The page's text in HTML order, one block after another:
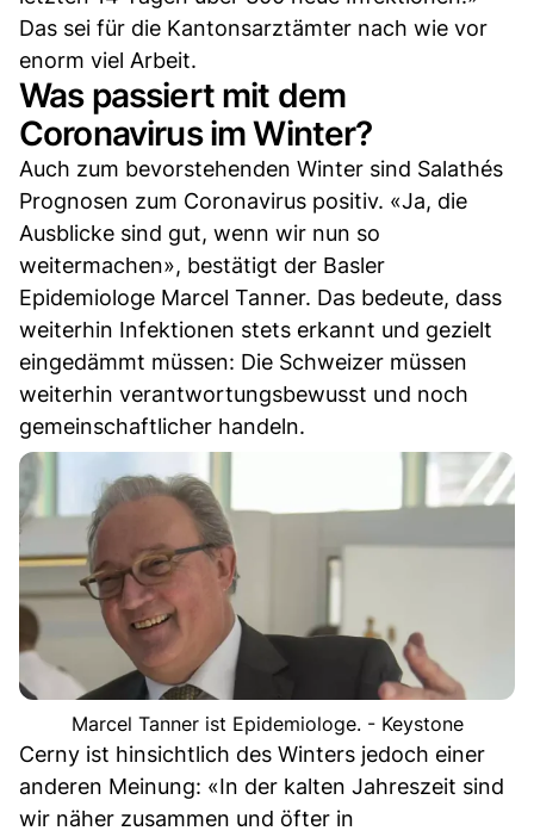
Das sei für die Kantonsarztämter nach wie vor
enorm viel Arbeit.
Was passiert mit dem
Coronavirus im Winter?
Auch zum bevorstehenden Winter sind Salathés
Prognosen zum Coronavirus positiv. «Ja, die
Ausblicke sind gut, wenn wir nun so
weitermachen», bestätigt der Basler
Epidemiologe Marcel Tanner. Das bedeute, dass
weiterhin Infektionen stets erkannt und gezielt
eingedämmt müssen: Die Schweizer müssen
weiterhin verantwortungsbewusst und noch
gemeinschaftlicher handeln.
Marcel Tanner ist Epidemiologe. - Keystone
Cerny ist hinsichtlich des Winters jedoch einer
anderen Meinung: «In der kalten Jahreszeit sind
wir näher zusammen und öfter in